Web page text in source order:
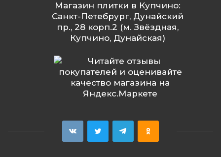
Магазин плитки в Купчино:
Санкт-Петебрург, Дунайский
пр., 28 корп.2 (м. Звёздная,
Купчино, Дунайская)